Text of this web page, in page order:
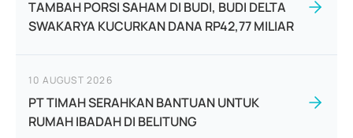
TAMBAH PORSI SAHAM DI BUDI, BUDI DELTA
SWAKARYA KUCURKAN DANA RP42,77 MILIAR
10 AUGUST 2026
PT TIMAH SERAHKAN BANTUAN UNTUK
RUMAH IBADAH DI BELITUNG